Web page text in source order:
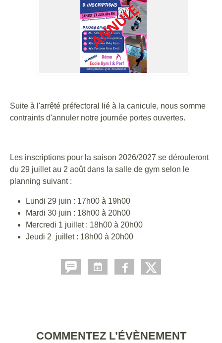
Suite à l'arrêté préfectoral lié à la canicule, nous somme
contraints d'annuler notre journée portes ouvertes.
Les inscriptions pour la saison 2026/2027 se dérouleront
du 29 juillet au 2 août dans la salle de gym selon le
planning suivant :
Lundi 29 juin : 17h00 à 19h00
Mardi 30 juin : 18h00 à 20h00
Mercredi 1 juillet : 18h00 à 20h00
Jeudi 2 juillet : 18h00 à 20h00
COMMENTEZ L’ÉVÈNEMENT